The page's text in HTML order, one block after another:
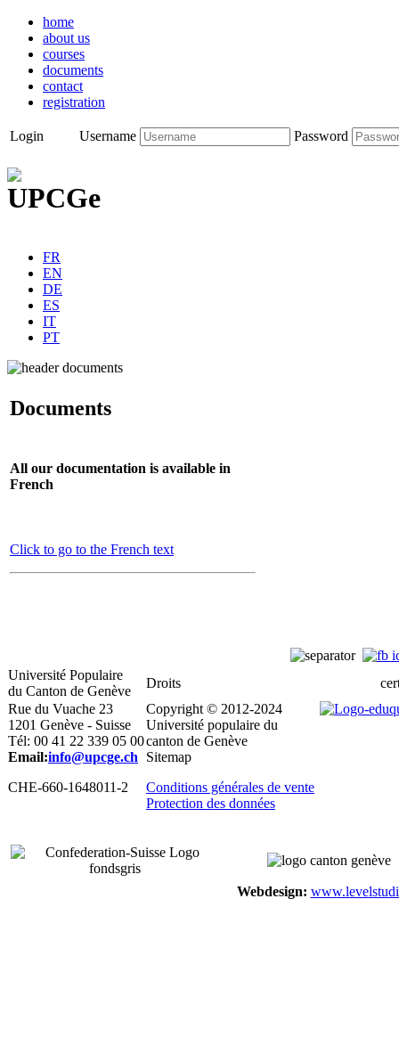
home
about us
courses
documents
contact
registration
Login Username Password
FR
EN
DE
ES
IT
PT
Documents
All our documentation is available in
French
Click to go to the French text
Université Populaire
du Canton de Genève
Droits
Rue du Vuache 23
1201 Genève - Suisse
Tél: 00 41 22 339 05 00
Email:info@upcge.ch
CHE-660-1648011-2
Copyright © 2012-2024
Université populaire du
canton de Genève
Sitemap
Conditions générales de vente
Protection des données
Webdesign: